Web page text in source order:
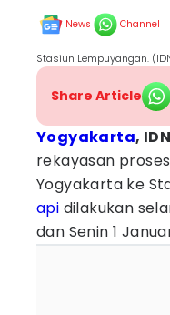
News Channel
Stasiun Lempuyangan.
Share Article
Yogyakarta,
rekayasan
Yogyakarta ke
api dilakukan
dan Senin 1